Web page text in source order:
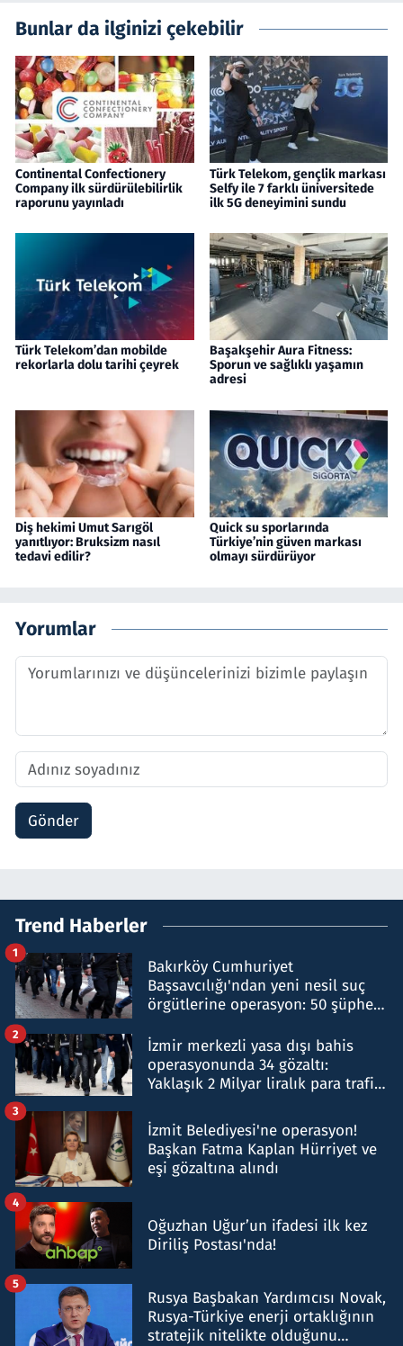
Bunlar da ilginizi çekebilir
Continental Confectionery
Company ilk sürdürülebilirlik
raporunu yayınladı
Türk Telekom, gençlik markası
Selfy ile 7 farklı üniversitede
ilk 5G deneyimini sundu
Türk Telekom’dan mobilde
rekorlarla dolu tarihi çeyrek
Başakşehir Aura Fitness:
Sporun ve sağlıklı yaşamın
adresi
Diş hekimi Umut Sarıgöl
yanıtlıyor: Bruksizm nasıl
tedavi edilir?
Quick su sporlarında
Türkiye’nin güven markası
olmayı sürdürüyor
Yorumlar
Gönder
Trend Haberler
Bakırköy Cumhuriyet
Başsavcılığı'ndan yeni nesil suç
örgütlerine operasyon: 50 şüpheli
1
İzmir merkezli yasa dışı bahis
operasyonunda 34 gözaltı:
Yaklaşık 2 Milyar liralık para trafiği
2
İzmit Belediyesi'ne operasyon!
Başkan Fatma Kaplan Hürriyet ve
eşi gözaltına alındı
3
Oğuzhan Uğur’un ifadesi ilk kez
Diriliş Postası'nda!
4
Rusya Başbakan Yardımcısı Novak,
Rusya-Türkiye enerji ortaklığının
stratejik nitelikte olduğunu
5